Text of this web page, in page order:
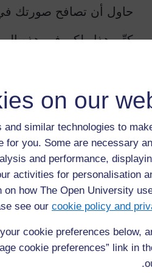
on our
similar technologies to
you. Some are necessary
and performance,
activities for personalisation
how The Open University
see our cookie policy and
cookie preferences below,
cookie preferences” link in
حاول أن تصافح صورتك في
كرِّر هذا ولكن في هذه
ترى صورة واحدة لنفسك.
استخدام الانعكاس
عصف ذهني أو أسئلة
ما الأجهزة التي تحتوى على
أين تكون المرايا مفيدة؟
كيف يمكن أن تكون المرايا
انعكاسات مخيفة
تجربة النظر إلى